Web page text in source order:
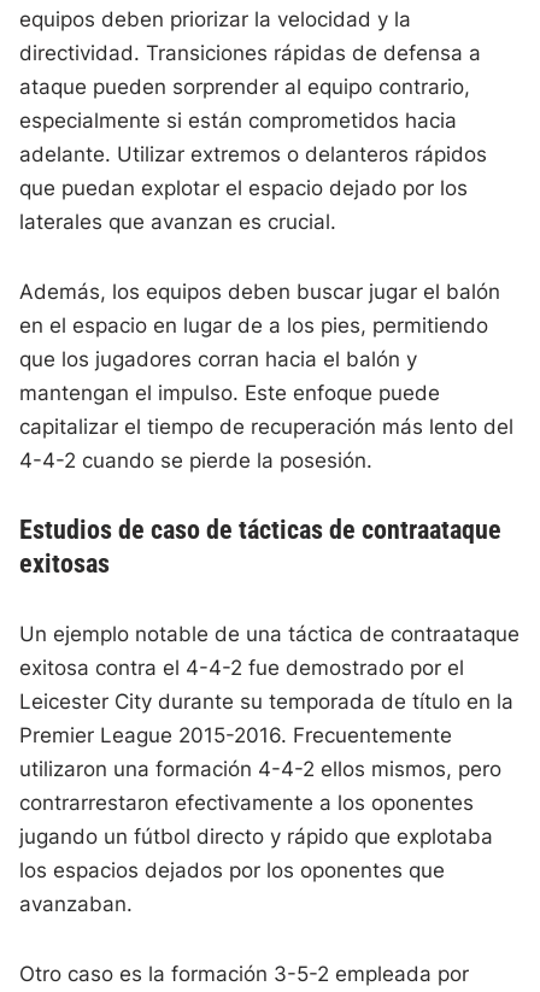
equipos deben priorizar la velocidad y la
directividad. Transiciones rápidas de defensa a
ataque pueden sorprender al equipo contrario,
especialmente si están comprometidos hacia
adelante. Utilizar extremos o delanteros rápidos
que puedan explotar el espacio dejado por los
laterales que avanzan es crucial.
Además, los equipos deben buscar jugar el balón
en el espacio en lugar de a los pies, permitiendo
que los jugadores corran hacia el balón y
mantengan el impulso. Este enfoque puede
capitalizar el tiempo de recuperación más lento del
4-4-2 cuando se pierde la posesión.
Estudios de caso de tácticas de contraataque
exitosas
Un ejemplo notable de una táctica de contraataque
exitosa contra el 4-4-2 fue demostrado por el
Leicester City durante su temporada de título en la
Premier League 2015-2016. Frecuentemente
utilizaron una formación 4-4-2 ellos mismos, pero
contrarrestaron efectivamente a los oponentes
jugando un fútbol directo y rápido que explotaba
los espacios dejados por los oponentes que
avanzaban.
Otro caso es la formación 3-5-2 empleada por